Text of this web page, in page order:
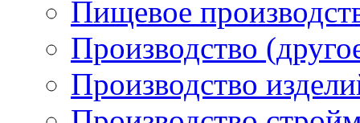
Пищевое
Производство
Производство